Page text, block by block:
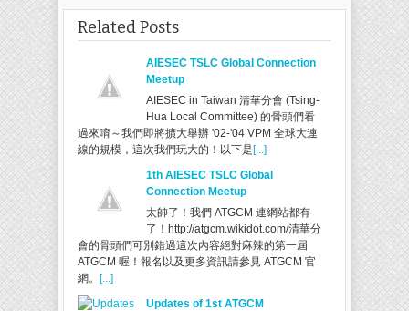
Related Posts
AIESEC TSLC Global Connection
Meetup
AIESEC in Taiwan 清華分會 (Tsing-
Hua Local Committee) 的骨頭們看
過來唷～我們即將擴大舉辦 '02-'04 VPM 全球大連
線的規模，這次我們玩大的！以下是[...]
1th AIESEC TSLC Global
Connection Meetup
太帥了！我們 ATGCM 連網站都有
了！http://atgcm.wikidot.com/清華分
會的骨頭們可別錯過這次內容絕對麻辣的第一屆
ATGCM 喔！報名以及更多資訊請參見 ATGCM 官
網。 [...]
Updates of 1st ATGCM